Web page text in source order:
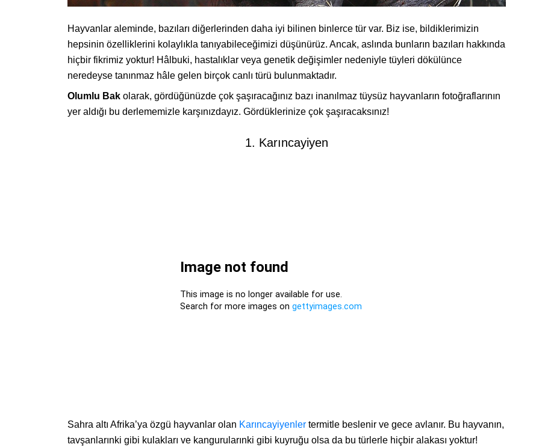
Hayvanlar aleminde, bazıları diğerlerinden daha iyi bilinen binlerce tür var. Biz ise, bildiklerimizin
hepsinin özelliklerini kolaylıkla tanıyabileceğimizi düşünürüz. Ancak, aslında bunların bazıları hakkında
hiçbir fikrimiz yoktur! Hâlbuki, hastalıklar veya genetik değişimler nedeniyle tüyleri dökülünce
neredeyse tanınmaz hâle gelen birçok canlı türü bulunmaktadır.
Olumlu Bak olarak, gördüğünüzde çok şaşıracağınız bazı inanılmaz tüysüz hayvanların fotoğraflarının
yer aldığı bu derlememizle karşınızdayız. Gördüklerinize çok şaşıracaksınız!
1. Karıncayiyen
Sahra altı Afrika’ya özgü hayvanlar olan Karıncayiyenler termitle beslenir ve gece avlanır. Bu hayvanın,
tavşanlarınki gibi kulakları ve kangurularınki gibi kuyruğu olsa da bu türlerle hiçbir alakası yoktur!